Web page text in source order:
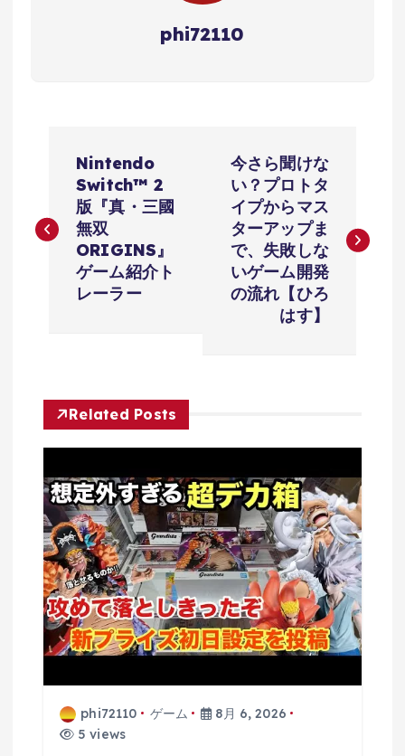
phi72110
ナ
シ
ョ
ン
Nintendo
Switch™ 2
版『真・三國
無双
ORIGINS』
ゲーム紹介ト
レーラー
今さら聞けな
い？プロトタ
イプからマス
ターアップま
で、失敗しな
いゲーム開発
の流れ【ひろ
はす】
Related Posts
phi72110 ゲーム
8月 6, 2026
5 views